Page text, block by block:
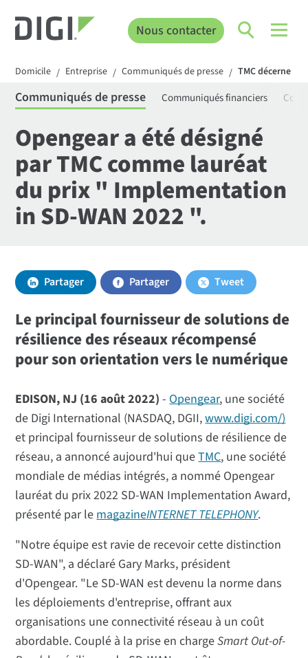
Nous contacter
Domicile / Entreprise / Communiqués de presse / TMC décerne à
Communiqués de presse Communiqués financiers
Opengear a été désigné
par TMC comme lauréat
du prix " Implementation
in SD-WAN 2022 ".
Partager Partager Tweet
Le principal fournisseur de solutions de
résilience des réseaux récompensé
pour son orientation vers le numérique
EDISON, NJ (16 août 2022) -Opengear, une société
de Digi International (NASDAQ, DGII,www.digi.com/)
et principal fournisseur de solutions de résilience de
réseau, a annoncé aujourd'hui queTMC, une société
mondiale de médias intégrés, a nommé Opengear
lauréat du prix 2022 SD-WAN Implementation Award,
présenté par lemagazineINTERNET TELEPHONY.
"Notre équipe est ravie de recevoir cette distinction
SD-WAN", a déclaré Gary Marks, président
d'Opengear. "Le SD-WAN est devenu la norme dans
les déploiements d'entreprise, offrant aux
organisations une connectivité réseau à un coût
abordable. Couplé à la prise en chargeSmart Out-of-